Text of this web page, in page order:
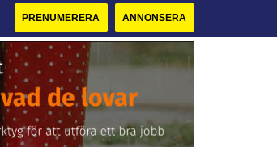
PRENUMERERA ANNONSERA